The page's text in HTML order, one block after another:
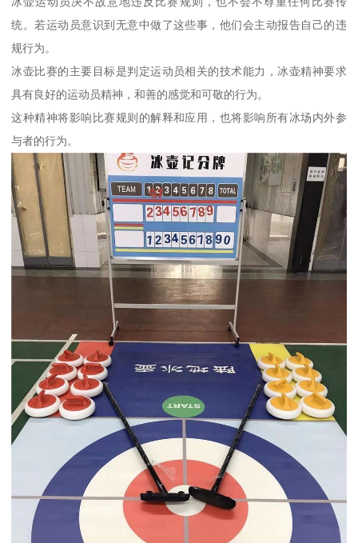
统。若运动员意识到无意中做了这些事，他们会主动报告自己的违
规行为。
冰壶比赛的主要目标是判定运动员相关的技术能力，冰壶精神要求
具有良好的运动员精神，和善的感觉和可敬的行为。
这种精神将影响比赛规则的解释和应用，也将影响所有冰场内外参
与者的行为。